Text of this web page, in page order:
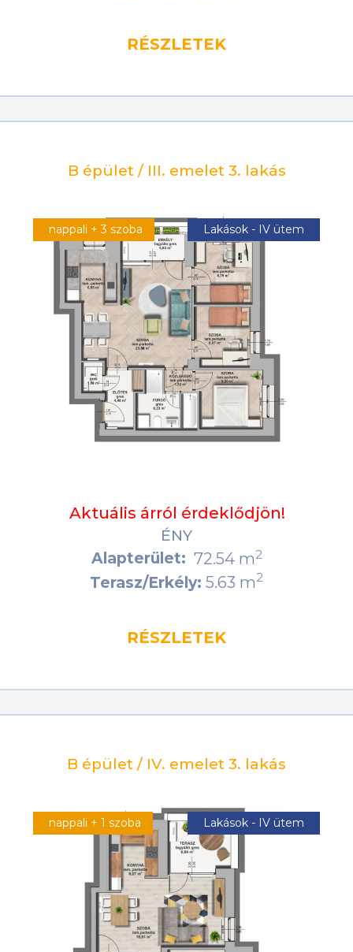
RÉSZLETEK
B épület / III. emelet 3. lakás
nappali + 3 szoba Lakások - IV ütem
Aktuális árról érdeklődjön!
ÉNY
Alapterület: 72.54 m2
Terasz/Erkély: 5.63 m2
RÉSZLETEK
B épület / IV. emelet 3. lakás
nappali + 1 szoba Lakások - IV ütem